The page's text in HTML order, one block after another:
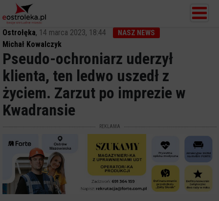
Ostrołęka, 14 marca 2023, 18:44 NASZ NEWS
Michał Kowalczyk
Pseudo-ochroniarz uderzył
klienta, ten ledwo uszedł z
życiem. Zarzut po imprezie w
Kwadransie
REKLAMA